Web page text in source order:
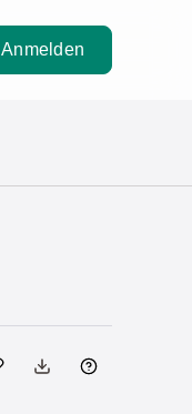
Anmelden